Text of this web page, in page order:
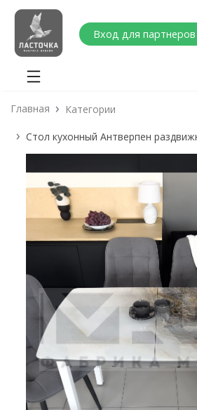
Вход для партнеров
Главная Категории
Стол кухонный Антверпен